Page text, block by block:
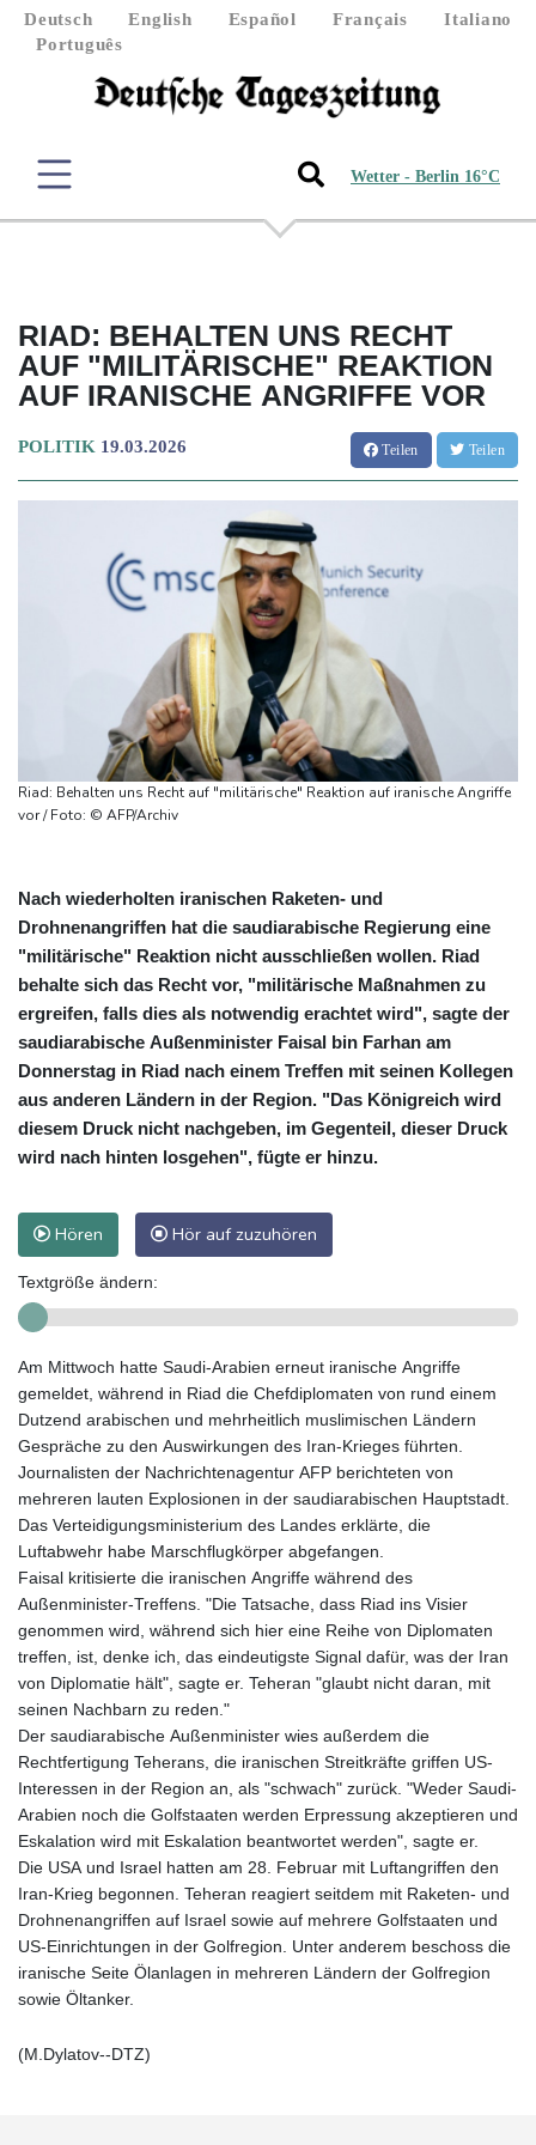
Deutsch English Español Français
Italiano
Português
Wetter - Berlin 16°C
RIAD: BEHALTEN UNS RECHT
AUF "MILITÄRISCHE" REAKTION
AUF IRANISCHE ANGRIFFE VOR
POLITIK 19.03.2026 Teilen Teilen
Riad: Behalten uns Recht auf "militärische" Reaktion auf iranische Angriffe
vor / Foto: © AFP/Archiv
Nach wiederholten iranischen Raketen- und
Drohnenangriffen hat die saudiarabische Regierung eine
"militärische" Reaktion nicht ausschließen wollen. Riad
behalte sich das Recht vor, "militärische Maßnahmen zu
ergreifen, falls dies als notwendig erachtet wird", sagte der
saudiarabische Außenminister Faisal bin Farhan am
Donnerstag in Riad nach einem Treffen mit seinen Kollegen
aus anderen Ländern in der Region. "Das Königreich wird
diesem Druck nicht nachgeben, im Gegenteil, dieser Druck
wird nach hinten losgehen", fügte er hinzu.
Hören Hör auf zuzuhören
Textgröße ändern:
Am Mittwoch hatte Saudi-Arabien erneut iranische Angriffe
gemeldet, während in Riad die Chefdiplomaten von rund einem
Dutzend arabischen und mehrheitlich muslimischen Ländern
Gespräche zu den Auswirkungen des Iran-Krieges führten.
Journalisten der Nachrichtenagentur AFP berichteten von
mehreren lauten Explosionen in der saudiarabischen Hauptstadt.
Das Verteidigungsministerium des Landes erklärte, die
Luftabwehr habe Marschflugkörper abgefangen.
Faisal kritisierte die iranischen Angriffe während des
Außenminister-Treffens. "Die Tatsache, dass Riad ins Visier
genommen wird, während sich hier eine Reihe von Diplomaten
treffen, ist, denke ich, das eindeutigste Signal dafür, was der Iran
von Diplomatie hält", sagte er. Teheran "glaubt nicht daran, mit
seinen Nachbarn zu reden."
Der saudiarabische Außenminister wies außerdem die
Rechtfertigung Teherans, die iranischen Streitkräfte griffen US-
Interessen in der Region an, als "schwach" zurück. "Weder Saudi-
Arabien noch die Golfstaaten werden Erpressung akzeptieren und
Eskalation wird mit Eskalation beantwortet werden", sagte er.
Die USA und Israel hatten am 28. Februar mit Luftangriffen den
Iran-Krieg begonnen. Teheran reagiert seitdem mit Raketen- und
Drohnenangriffen auf Israel sowie auf mehrere Golfstaaten und
US-Einrichtungen in der Golfregion. Unter anderem beschoss die
iranische Seite Ölanlagen in mehreren Ländern der Golfregion
sowie Öltanker.
(M.Dylatov--DTZ)